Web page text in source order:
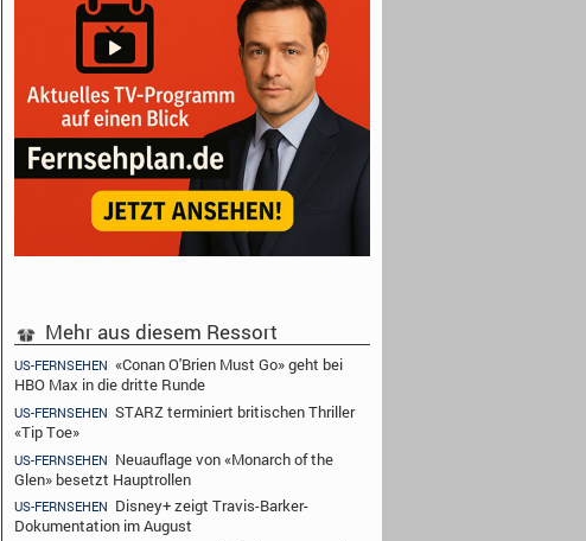
Mehr aus diesem Ressort
US-FERNSEHEN «Conan O'Brien Must Go» geht bei
HBO Max in die dritte Runde
US-FERNSEHEN STARZ terminiert britischen Thriller
«Tip Toe»
US-FERNSEHEN Neuauflage von «Monarch of the
Glen» besetzt Hauptrollen
US-FERNSEHEN Disney+ zeigt Travis-Barker-
Dokumentation im August